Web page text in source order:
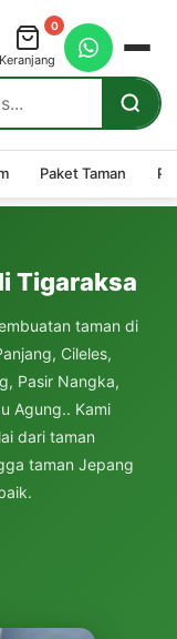
0
Keranjang
Paket Taman
Tigaraksa
taman di
Cileles,
Pasir Nangka,
Agung.. Kami
dari taman
taman Jepang